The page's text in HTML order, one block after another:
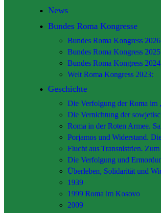
News
Bundes Roma Kongresse
Bundes Roma Kongress 2026
Bundes Roma Kongress 2025
Bundes Roma Kongress 2024
Welt Roma Kongress 2023:
Geschichte
Die Verfolgung der Roma im
Die Vernichtung der
Roma in der Roten Armee.
Porjamos und Widerstand.
Flucht aus Transnistrien.
Die Verfolgung und
Überleben, Solidarität und
1939
1999 Roma im Kosovo
2009